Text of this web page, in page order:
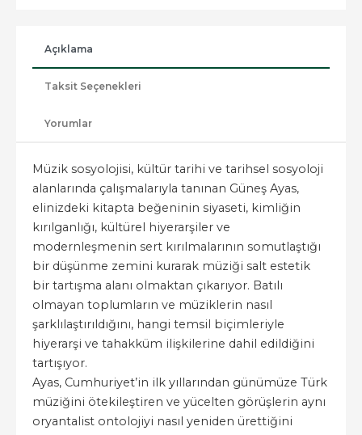
Açıklama
Taksit Seçenekleri
Yorumlar
Müzik sosyolojisi, kültür tarihi ve tarihsel sosyoloji
alanlarında çalışmalarıyla tanınan Güneş Ayas,
elinizdeki kitapta beğeninin siyaseti, kimliğin
kırılganlığı, kültürel hiyerarşiler ve
modernleşmenin sert kırılmalarının somutlaştığı
bir düşünme zemini kurarak müziği salt estetik
bir tartışma alanı olmaktan çıkarıyor. Batılı
olmayan toplumların ve müziklerin nasıl
şarklılaştırıldığını, hangi temsil biçimleriyle
hiyerarşi ve tahakküm ilişkilerine dahil edildiğini
tartışıyor.
Ayas, Cumhuriyet’in ilk yıllarından günümüze Türk
müziğini ötekileştiren ve yücelten görüşlerin aynı
oryantalist ontolojiyi nasıl yeniden ürettiğini